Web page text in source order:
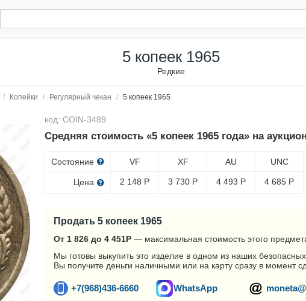
5 копеек 1965
Редкие
/ Копейки / Регулярный чекан / 5 копеек 1965
код: COIN-3489
Средняя стоимость «5 копеек 1965 года» на
Состояние
Цена
VF
2 148 Р
XF
3 730 Р
AU
4 493 Р
UNC
4 685 Р
Продать 5 копеек 1965
От 1 826 до 4 451Р — максимальная стоимость этого
Мы готовы выкупить это изделие в одном из наших
Вы получите деньги наличными или на карту сразу в момент
+7(968)436-6660 WhatsApp